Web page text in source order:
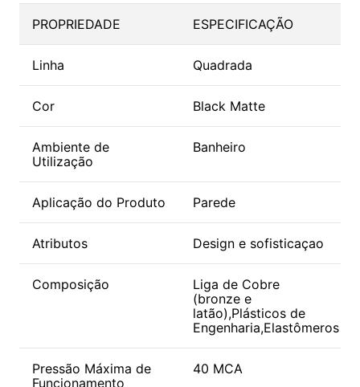
PROPRIEDADE ESPECIFICAÇÃO
Linha Quadrada
Cor Black Matte
Ambiente de
Utilização
Banheiro
Aplicação do Produto Parede
Atributos Design e sofisticaçao
Composição
Liga de Cobre
(bronze e
latão),Plásticos de
Engenharia,Elastômeros
Pressão Máxima de
Funcionamento
40 MCA